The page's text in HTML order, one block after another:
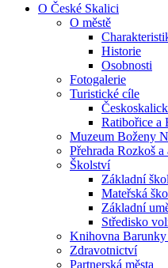
O České Skalici
O městě
Historie
Osobnosti
Fotogalerie
Turistické cíle
Ratibořice a
Muzeum Boženy
Přehrada Rozkoš a
Školství
Základní
Mateřská
Základní
Středisko
Knihovna
Zdravotnictví
Partnerská města